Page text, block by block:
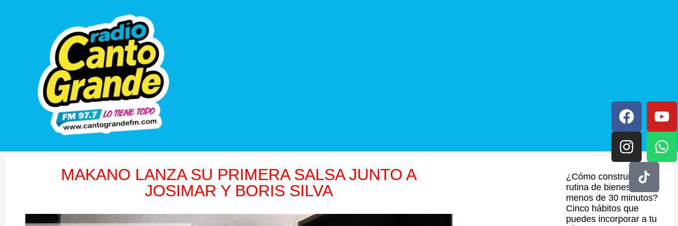
MAKANO LANZA SU PRIMERA SALSA JUNTO A
JOSIMAR Y BORIS SILVA
¿Cómo construir una
rutina de bienestar en
menos de 30 minutos?
Cinco hábitos que
puedes incorporar a tu